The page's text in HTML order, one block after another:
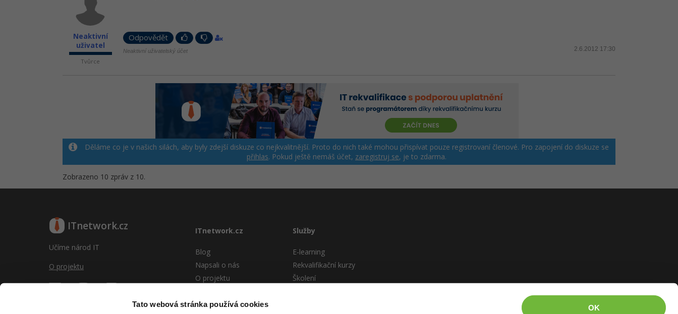
Tato webová stránka používá cookies OK
Neaktivní
uživatel
Tvůrce
Odpovědět
2.6.2012 17:30
Neaktivní uživatelský účet
Děláme co je v našich silách, aby byly zdejší diskuze co nejkvalitnější. Proto do nich také mohou přispívat pouze registrovaní členové. Pro zapojení do diskuze se
přihlas. Pokud ještě nemáš účet, zaregistruj se, je to zdarma.
Zobrazeno 10 zpráv z 10.
ITnetwork.cz
Učíme národ IT
O projektu
ITnetwork.cz
Blog
Napsali o nás
O projektu
Vývoj systému
Služby
E-learning
Rekvalifikační kurzy
Školení